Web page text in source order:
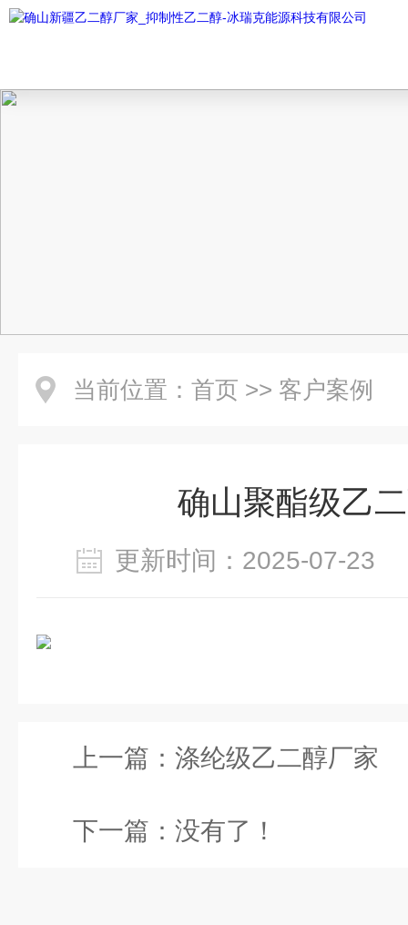
当前位置： 首页 >> 客户案例
确山聚酯级乙
更新时间：2025-07-
上一篇： 涤纶级乙二醇厂家
下一篇：没有了！